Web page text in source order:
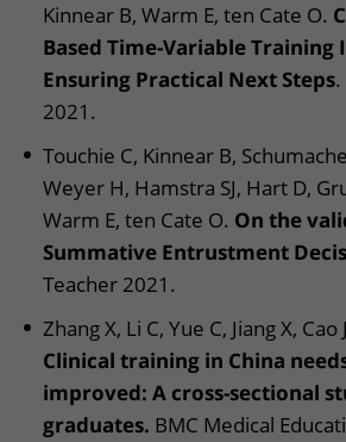
Kinnear B, Warm E, ten Cate O.
Based Time-Variable
Ensuring Practical Next Steps
2021.
Touchie C, Kinnear B,
Weyer H, Hamstra SJ, Hart D,
Warm E, ten Cate O. On the
Summative Entrustment
Teacher 2021.
Zhang X, Li C, Yue C, Jiang X,
Clinical training in China
improved: A cross-sectional
graduates. BMC Medical